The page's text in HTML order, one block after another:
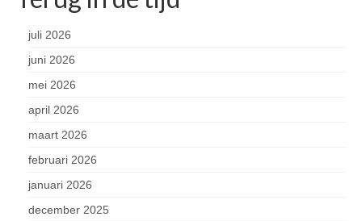
juli 2026
juni 2026
mei 2026
april 2026
maart 2026
februari 2026
januari 2026
december 2025